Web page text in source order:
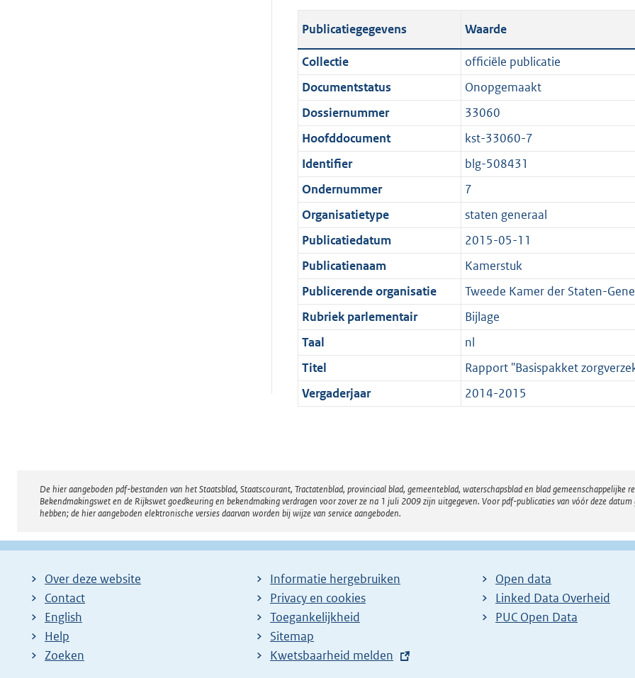
l
i
c
a
t
i
e
i
n
f
o
r
m
a
a
t
o
t
t
e
:
3
,
6
M
b
t
n
r
t
K
s
t
a
n
d
s
g
r
o
o
t
t
e
:
1
K
b
Publicatiegegevens Waarde
Collectie
officiële publicatie
Documentstatus
Onopgemaakt
Dossiernummer
33060
Hoofddocument
kst-33060-7
Identifier
blg-508431
Ondernummer
7
Organisatietype
staten generaal
Publicatiedatum
2015-05-11
Publicatienaam
Kamerstuk
Publicerende organisatie
Tweede Kamer der Staten-
Rubriek parlementair
Bijlage
Taal
nl
Titel
Rapport "Basispakket
Vergaderjaar
2014-2015
Disclaimer
De hier aangeboden pdf-bestanden van het Staatsblad, Staatscourant, Tractatenblad, provinciaal blad, gemeenteblad, waterschapsblad en blad
Bekendmakingswet en de Rijkswet goedkeuring en bekendmaking verdragen voor zover ze na 1 juli 2009 zijn uitgegeven. Voor pdf-publicaties van vóór deze
hebben; de hier aangeboden elektronische versies daarvan worden bij wijze van service aangeboden.
Over deze website
Contact
English
Help
Zoeken
Informatie hergebruiken
Privacy en cookies
Toegankelijkheid
Sitemap
E
Kwetsbaarheid melden
Open data
Linked Data Overheid
PUC Open Data